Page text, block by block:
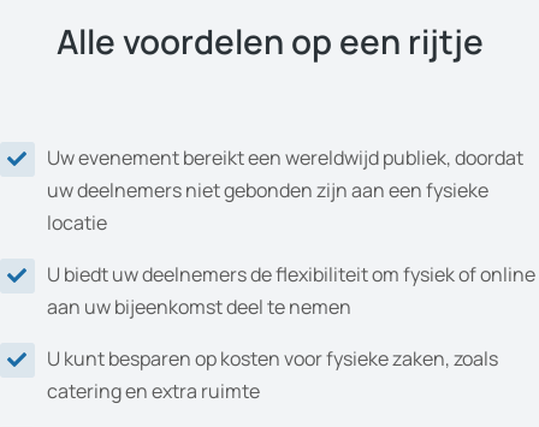
Alle voordelen op een rijtje
Uw evenement bereikt een wereldwijd publiek, doordat
uw deelnemers niet gebonden zijn aan een fysieke
locatie
U biedt uw deelnemers de flexibiliteit om fysiek of online
aan uw bijeenkomst deel te nemen
U kunt besparen op kosten voor fysieke zaken, zoals
catering en extra ruimte